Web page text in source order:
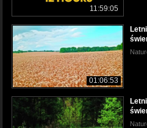
11:59:05
01:06:53